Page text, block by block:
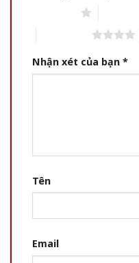
Nhận xét của bạn *
Tên
Email